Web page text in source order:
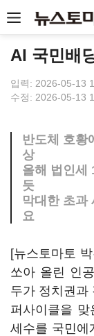
AI 국민배
입력: 2026-05-13
수정: 2026-05-13
반도체 호황
상
올해 법인세
듯
막대한 초과
요
[뉴스토마토
쏘아 올린 인
두가 정치권과
퍼사이클을
세수를 국민에